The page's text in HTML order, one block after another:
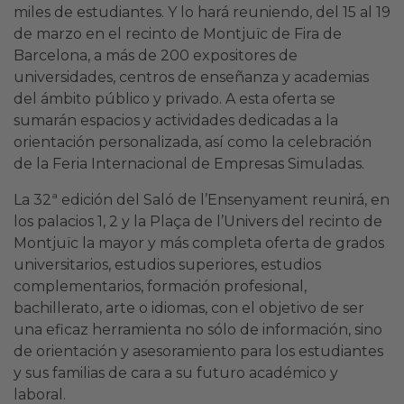
miles de estudiantes. Y lo hará reuniendo, del 15 al 19
de marzo en el recinto de Montjuïc de Fira de
Barcelona, a más de 200 expositores de
universidades, centros de enseñanza y academias
del ámbito público y privado. A esta oferta se
sumarán espacios y actividades dedicadas a la
orientación personalizada, así como la celebración
de la Feria Internacional de Empresas Simuladas.
La 32ª edición del Saló de l’Ensenyament reunirá, en
los palacios 1, 2 y la Plaça de l’Univers del recinto de
Montjuïc la mayor y más completa oferta de grados
universitarios, estudios superiores, estudios
complementarios, formación profesional,
bachillerato, arte o idiomas, con el objetivo de ser
una eficaz herramienta no sólo de información, sino
de orientación y asesoramiento para los estudiantes
y sus familias de cara a su futuro académico y
laboral.